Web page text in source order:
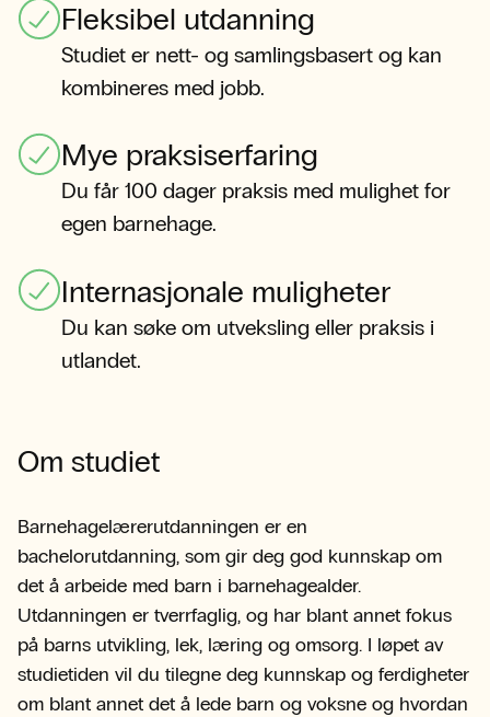
Fleksibel utdanning
Studiet er nett- og samlingsbasert og kan
kombineres med jobb.
Mye praksiserfaring
Du får 100 dager praksis med mulighet for
egen barnehage.
Internasjonale muligheter
Du kan søke om utveksling eller praksis i
utlandet.
Om studiet
Barnehagelærerutdanningen er en
bachelorutdanning, som gir deg god kunnskap om
det å arbeide med barn i barnehagealder.
Utdanningen er tverrfaglig, og har blant annet fokus
på barns utvikling, lek, læring og omsorg. I løpet av
studietiden vil du tilegne deg kunnskap og ferdigheter
om blant annet det å lede barn og voksne og hvordan